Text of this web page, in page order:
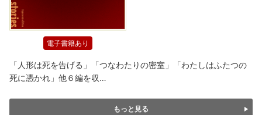
電子書籍あり
「人形は死を告げる」「つなわたりの密室」「わたしはふたつの
死に憑かれ」他６編を収…
もっと見る